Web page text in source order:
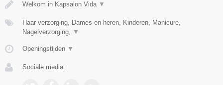
Welkom in Kapsalon Vida ▼
Haar verzorging, Dames en heren, Kinderen, Manicure,
Nagelverzorging, ▼
Openingstijden ▼
Sociale media: